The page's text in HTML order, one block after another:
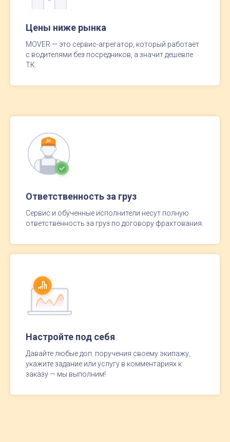
Цены ниже рынка
MOVER — это сервис-агрегатор, который работает
с водителями без посредников, а значит дешевле
ТК.
Ответственность за груз
Сервис и обученные исполнители несут полную
ответственность за груз по договору фрахтования.
Настройте под себя
Давайте любые доп. поручения своему экипажу,
укажите задание или услугу в комментариях к
заказу — мы выполним!